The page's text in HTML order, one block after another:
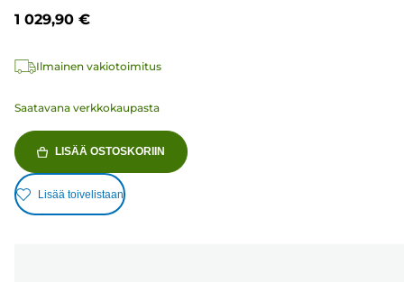
1 029,90 €
Ilmainen vakiotoimitus
Saatavana verkkokaupasta
LISÄÄ OSTOSKORIIN
Lisää toivelistaan